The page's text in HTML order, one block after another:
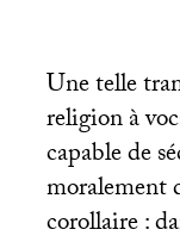
Une telle
religion à
capable de
moralement
corollaire :